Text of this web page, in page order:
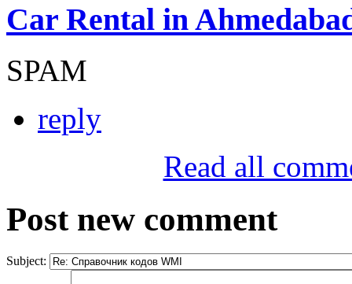
Car Rental in
SPAM
reply
Read all
Post new comment
Subject: